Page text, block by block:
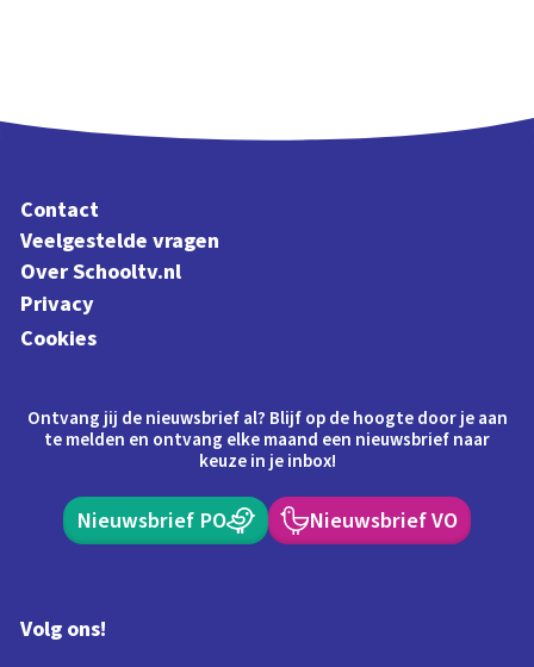
Contact
Veelgestelde vragen
Over Schooltv.nl
Privacy
Cookies
Ontvang jij de nieuwsbrief al? Blijf op de hoogte door je aan
te melden en ontvang elke maand een nieuwsbrief naar
keuze in je inbox!
Nieuwsbrief PO Nieuwsbrief VO
Volg ons!